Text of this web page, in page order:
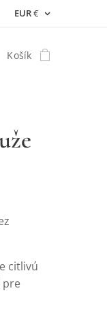
EUR€
Košík
citlivú
pre